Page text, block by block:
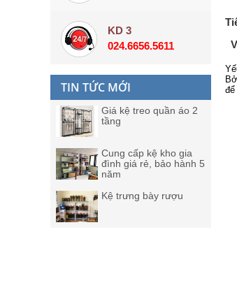
KD 3
024.6656.5611
TIN TỨC MỚI
Giá kệ treo quần áo 2
tầng
Cung cấp kệ kho gia
đình giá rẻ, bảo hành 5
năm
Kệ trưng bày rượu